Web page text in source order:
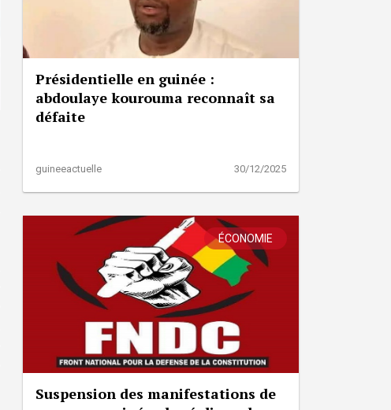
Présidentielle en guinée :
abdoulaye kourouma reconnaît sa
défaite
guineeactuelle 30/12/2025
ÉCONOMIE
Suspension des manifestations de